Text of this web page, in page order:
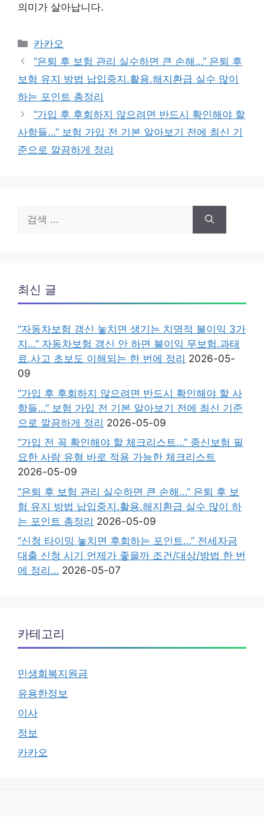
의미가 살아납니다.
카
테
리
카카오
“은퇴 후 보험 관리 실수하면 큰 손해…” 은퇴 후
보험 유지 방법 납입중지.활용.해지환급 실수 많이
하는 포인트 총정리
“가입 후 후회하지 않으려면 반드시 확인해야 할
사항들…” 보험 가입 전 기본 알아보기 전에 최신 기
준으로 깔끔하게 정리
색:
최신 글
“자동차보험 갱신 놓치면 생기는 치명적 불이익 3가
지…” 자동차보험 갱신 안 하면 불이익 무보험.과태
료.사고 초보도 이해되는 한 번에 정리 2026-05-
09
“가입 후 후회하지 않으려면 반드시 확인해야 할 사
항들…” 보험 가입 전 기본 알아보기 전에 최신 기준
으로 깔끔하게 정리 2026-05-09
“가입 전 꼭 확인해야 할 체크리스트…” 종신보험 필
요한 사람 유형 바로 적용 가능한 체크리스트
2026-05-09
“은퇴 후 보험 관리 실수하면 큰 손해…” 은퇴 후 보
험 유지 방법 납입중지.활용.해지환급 실수 많이 하
는 포인트 총정리 2026-05-09
“신청 타이밍 놓치면 후회하는 포인트…” 전세자금
대출 신청 시기 언제가 좋을까 조건/대상/방법 한 번
에 정리… 2026-05-07
카테고리
민생회복지원금
유용한정보
이사
정보
카카오